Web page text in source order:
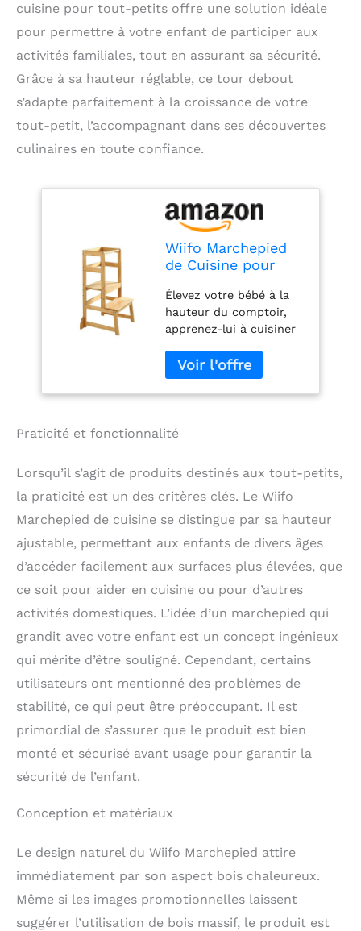
cuisine pour tout-petits offre une solution idéale
pour permettre à votre enfant de participer aux
activités familiales, tout en assurant sa sécurité.
Grâce à sa hauteur réglable, ce tour debout
s’adapte parfaitement à la croissance de votre
tout-petit, l’accompagnant dans ses découvertes
culinaires en toute confiance.
Wiifo Marchepied
de Cuisine pour
Hauteur réglable en
Hauteur, Tour
Debout pour Tout-
Petits (Naturel)
Élevez votre bébé à la
hauteur du comptoir,
apprenez-lui à cuisiner
plus petite dans un
proche avenir. Rendez
votre cuisine pleine de
également le mettre
pour que les enfants
puissent se brosser les
dents par eux-mêmes.
3 hauteurs
hauteurs de plateforme
intégrées, les enfants et
les tout-petits pourront
grandir avec leur
tabouret. Les hauteurs
de 40,6 cm, 47 cm et
53,3 cm sont
rapidement disponibles
pour obtenir la hauteur
parfaite pour les
Fabriqué à partir de
bois, soigneusement
plomb. Les balustrades
un soutien parfait
lorsque votre bébé est à
forme de « A » pour
éviter tout risque de
Praticité et fonctionnalité
Lorsqu’il s’agit de produits destinés aux tout-petits,
la praticité est un des critères clés. Le Wiifo
Marchepied de cuisine se distingue par sa hauteur
ajustable, permettant aux enfants de divers âges
d’accéder facilement aux surfaces plus élevées, que
ce soit pour aider en cuisine ou pour d’autres
activités domestiques. L’idée d’un marchepied qui
grandit avec votre enfant est un concept ingénieux
qui mérite d’être souligné. Cependant, certains
utilisateurs ont mentionné des problèmes de
stabilité, ce qui peut être préoccupant. Il est
primordial de s’assurer que le produit est bien
monté et sécurisé avant usage pour garantir la
sécurité de l’enfant.
Conception et matériaux
Le design naturel du Wiifo Marchepied attire
immédiatement par son aspect bois chaleureux.
Même si les images promotionnelles laissent
suggérer l’utilisation de bois massif, le produit est